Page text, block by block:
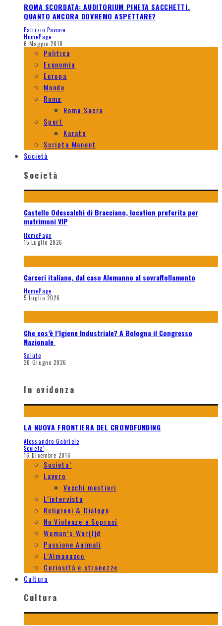
ROMA SCORDATA: AUDITORIUM PINETA SACCHETTI.
QUANTO ANCORA DOVREMO ASPETTARE?
Patrizio Pavone
HomePage
6 Maggio 2018
Politica
Economia
Europa
Mondo
Roma
Roma Sacra
Sport
Karate
Scripta Manent
Società
Società
Castello Odescalchi di Bracciano, location preferita per
matrimoni VIP
HomePage
15 Luglio 2026
Carceri italiane, dal caso Alemanno al sovraffollamento
HomePage
5 Luglio 2026
Che cos’è l’Igiene Industriale? A Bologna il Congresso
Nazionale
Salute
28 Giugno 2026
In evidenza
LA NUOVA FRONTIERA DEL CROWDFUNDING
Alessandro Gabriele
Societa'
16 Dicembre 2016
Societa’
Lavoro
Vecchi mestieri
L’intervista
Religioni & Dialogo
No Violenze e Soprusi
Woman’s Wor(l)d
Passione Animali
L’Almanacco
Curiosità e stranezze
Cultura
Cultura